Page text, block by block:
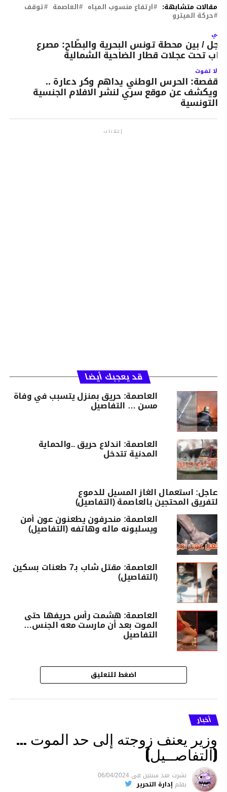
مقالات متشابهة: ارتفاع منسوب المياه العاصمة توقف
حركة الميترو
/ بين محطة تونس البحرية والبطّاح: مصرع
تحت عجلات قطار الضاحية الشمالية
لا تفوت
قفصة: الحرس الوطني يداهم وكر دعارة ..
ويكشف عن موقع سري لنشر الافلام الجنسية
التونسية
إعلانات
قد يعجبك أيضا
العاصمة: حريق بمنزل يتسبب في وفاة
مسن … التفاصيل
العاصمة: اندلاع حريق ..والحماية
المدنية تتدخل
عاجل: استعمال الغاز المسيل للدموع
لتفريق المحتجين بالعاصمة (التفاصيل)
العاصمة: منحرفون يطعنون عون أمن
ويسلبونه ماله وهاتفه (التفاصيل)
العاصمة: مقتل شاب بـ7 طعنات بسكين
(التفاصيل)
العاصمة: هشمت رأس حريفها حتى
الموت بعد أن مارست معه الجنس…
التفاصيل
اضغط للتعليق
أخبار
وزير يعنف زوجته إلى حد الموت …
(التفاصــيل)
نشرت منذ سنتين فى 06/04/2024
بقلم إدارة التحرير